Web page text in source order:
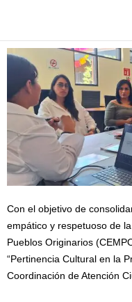
Con el objetivo de
empático y respetuoso de
Pueblos Originarios
“Pertinencia Cultural en la
Coordinación de Atención